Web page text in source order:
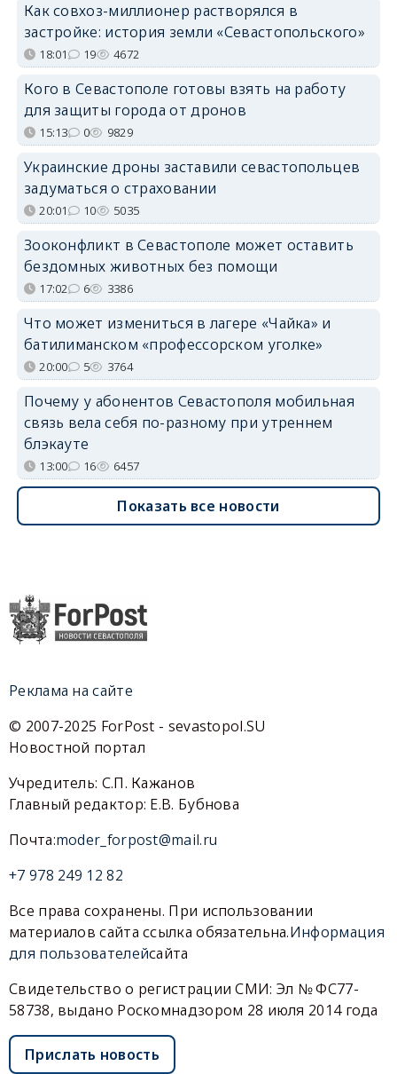
Как совхоз-миллионер растворялся в
застройке: история земли «Севастопольского»
18:01 19 4672
Кого в Севастополе готовы взять на работу
для защиты города от дронов
15:13 0 9829
Украинские дроны заставили севастопольцев
задуматься о страховании
20:01 10 5035
Зооконфликт в Севастополе может оставить
бездомных животных без помощи
17:02 6 3386
Что может измениться в лагере «Чайка» и
батилиманском «профессорском уголке»
20:00 5 3764
Почему у абонентов Севастополя мобильная
связь вела себя по-разному при утреннем
блэкауте
13:00 16 6457
Показать все новости
Реклама на сайте
© 2007-2025 ForPost - sevastopol.SU
Новостной портал
Учредитель: С.П. Кажанов
Главный редактор: Е.В. Бубнова
Почта:moder_forpost@mail.ru
+7 978 249 12 82
Все права сохранены. При использовании
материалов сайта ссылка обязательна.Информация
для пользователейсайта
Свидетельство о регистрации СМИ: Эл № ФС77-
58738, выдано Роскомнадзором 28 июля 2014 года
Прислать новость